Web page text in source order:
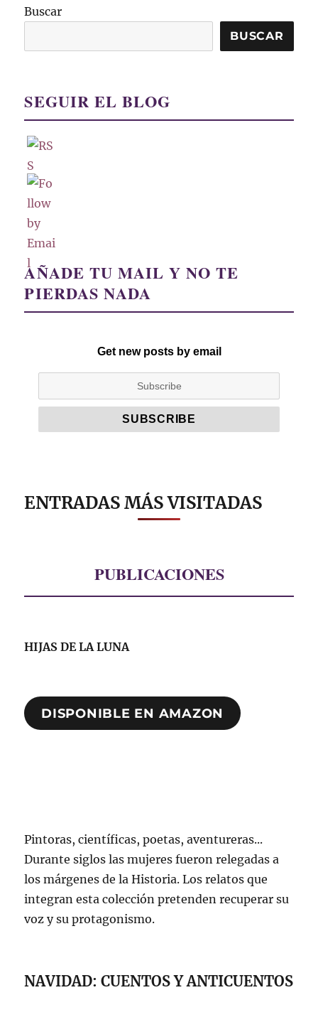
Buscar
BUSCAR
SEGUIR EL BLOG
AÑADE TU MAIL Y NO TE
PIERDAS NADA
Get new posts by email
ENTRADAS MÁS VISITADAS
PUBLICACIONES
HIJAS DE LA LUNA
DISPONIBLE EN AMAZON
Pintoras, científicas, poetas, aventureras...
Durante siglos las mujeres fueron relegadas a
los márgenes de la Historia. Los relatos que
integran esta colección pretenden recuperar su
voz y su protagonismo.
NAVIDAD: CUENTOS Y ANTICUENTOS